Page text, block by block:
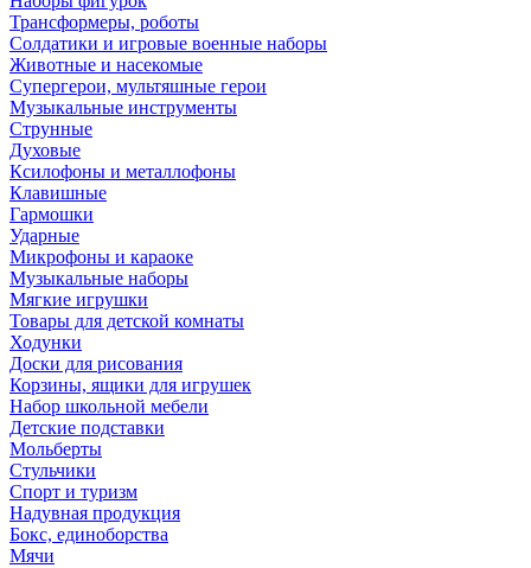
Трансформеры, роботы
Солдатики и игровые военные наборы
Животные и насекомые
Супергерои, мультяшные герои
Музыкальные инструменты
Струнные
Духовые
Ксилофоны и металлофоны
Клавишные
Гармошки
Ударные
Микрофоны и караоке
Музыкальные наборы
Мягкие игрушки
Товары для детской комнаты
Ходунки
Доски для рисования
Корзины, ящики для игрушек
Набор школьной мебели
Детские подставки
Мольберты
Стульчики
Спорт и туризм
Надувная продукция
Бокс, единоборства
Мячи